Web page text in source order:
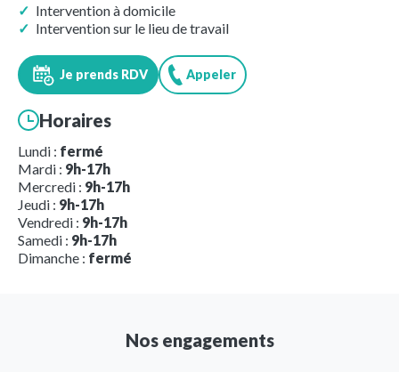
Intervention à domicile
Intervention sur le lieu de travail
Je prends RDV Appeler
Horaires
Lundi : fermé
Mardi : 9h-17h
Mercredi : 9h-17h
Jeudi : 9h-17h
Vendredi : 9h-17h
Samedi : 9h-17h
Dimanche : fermé
Nos engagements